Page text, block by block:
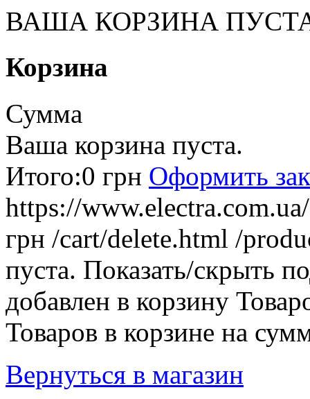
ВАША КОРЗИНА
Корзина
Сумма
Ваша корзина пуста.
Итого:0 грн Оформить
https://
грн /cart/delete.html /
пуста. Показать/скрыть
добавлен в корзину
Товаров в корзине на
Вернуться в магазин